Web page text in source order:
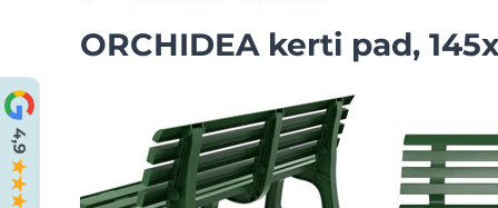
ORCHIDEA kerti pad,